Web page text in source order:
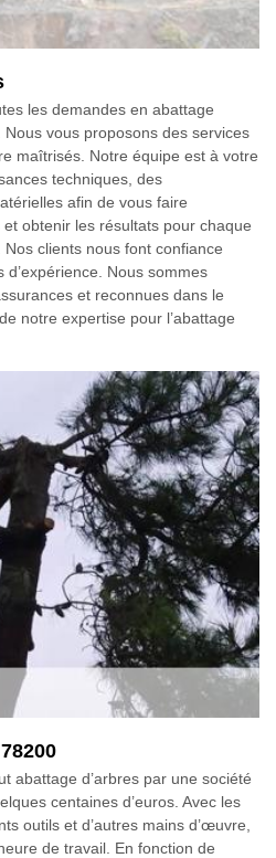
les demandes en abattage
vous proposons des services
maîtrisés. Notre équipe est à votre
techniques, des
afin de vous faire
obtenir les résultats pour chaque
clients nous font confiance
Nous sommes
et reconnues dans le
notre expertise pour l’abattage
abattage d’arbres par une société
centaines d’euros. Avec les
outils et d’autres mains d’œuvre,
de travail. En fonction de